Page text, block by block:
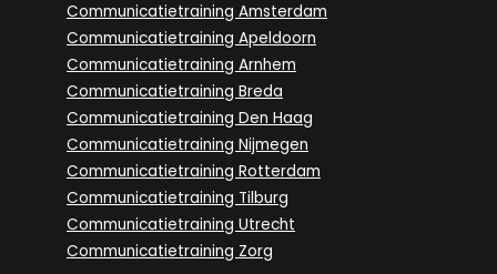
Communicatietraining Amsterdam
Communicatietraining Apeldoorn
Communicatietraining Arnhem
Communicatietraining Breda
Communicatietraining Den Haag
Communicatietraining Nijmegen
Communicatietraining Rotterdam
Communicatietraining Tilburg
Communicatietraining Utrecht
Communicatietraining Zorg